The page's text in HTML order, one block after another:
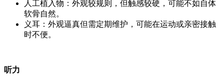
人工植入物：外观较规则，但触感较硬，可能不如自体
软骨自然。
义耳：外观逼真但需定期维护，可能在运动或亲密接触
时不便。
听力